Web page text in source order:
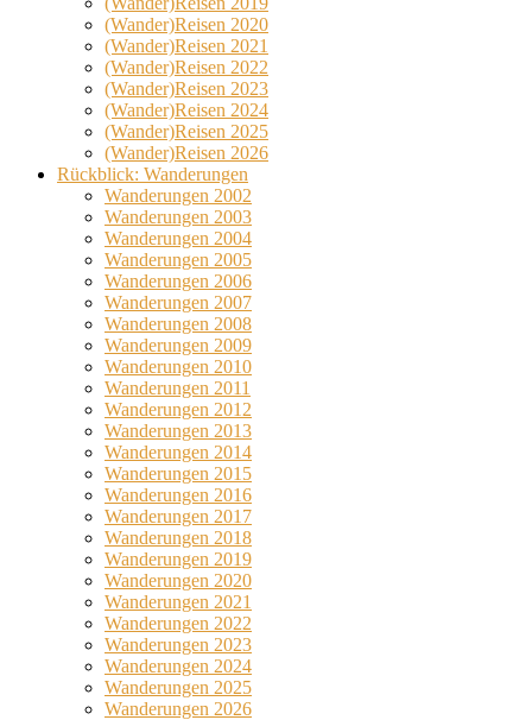
(Wander)Reisen 2020
(Wander)Reisen 2021
(Wander)Reisen 2022
(Wander)Reisen 2023
(Wander)Reisen 2024
(Wander)Reisen 2025
(Wander)Reisen 2026
Rückblick: Wanderungen
Wanderungen 2002
Wanderungen 2003
Wanderungen 2004
Wanderungen 2005
Wanderungen 2006
Wanderungen 2007
Wanderungen 2008
Wanderungen 2009
Wanderungen 2010
Wanderungen 2011
Wanderungen 2012
Wanderungen 2013
Wanderungen 2014
Wanderungen 2015
Wanderungen 2016
Wanderungen 2017
Wanderungen 2018
Wanderungen 2019
Wanderungen 2020
Wanderungen 2021
Wanderungen 2022
Wanderungen 2023
Wanderungen 2024
Wanderungen 2025
Wanderungen 2026